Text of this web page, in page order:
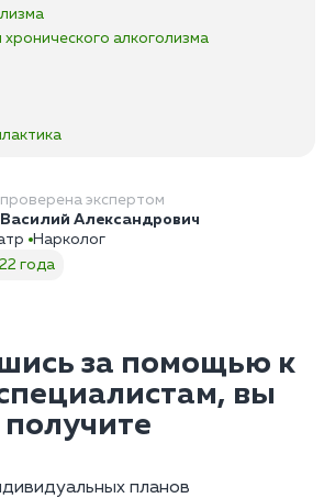
алкоголизма
экспертом
Александрович
Нарколог
года
за помощью к
вы
получите
планов